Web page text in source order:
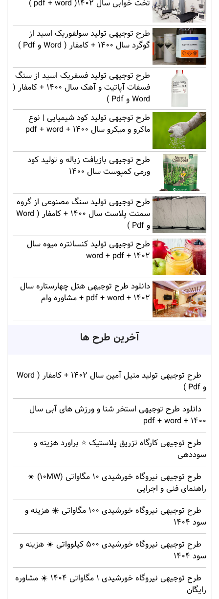
تخت خوابی سال 1402( pdf + word )
طرح توجیهی تولید سولفوریک اسید از
گوگرد سال 1400 + کامفار ( Word و Pdf )
طرح توجیهی تولید فسفریک اسید از سنگ
فسفات آپاتیت و آهک سال 1400 + کامفار (
Word و Pdf )
طرح توجیهی تولید کود شیمیایی | نوع
ماکرو و میکرو سال 1400 + pdf + word
طرح توجیهی بازیافت زباله و تولید کود
ورمی کمپوست سال 1400
طرح توجیهی تولید سنگ مصنوعی از گروه
سمنت پلاست سال 1400 + کامفار ( Word
و Pdf )
طرح توجیهی تولید کنسانتره میوه سال
1402 + word + pdf
دانلود طرح توجیهی هتل چهارستاره سال
1402 + pdf + word + مشاوره وام
آخرین طرح ها
طرح توجیهی تولید متیل آمین سال 1402 + کامفار ( Word
و Pdf )
دانلود طرح توجیهی استخر شنا و ورزش های آبی سال
1400 + pdf + word
طرح توجیهی کارگاه تزریق پلاستیک ⭐ براورد هزینه و
سوددهی
طرح توجیهی نیروگاه خورشیدی 10 مگاواتی (10MW) ☀️
راهنمای فنی و اجرایی
طرح توجیهی نیروگاه خورشیدی 100 مگاواتی ☀️ هزینه‌ و
سود 1404
طرح توجیهی نیروگاه خورشیدی 500 کیلوواتی ☀️ هزینه‌ و
سود 1404
طرح توجیهی نیروگاه خورشیدی 1 مگاواتی 1404 ☀️ مشاوره
رایگان